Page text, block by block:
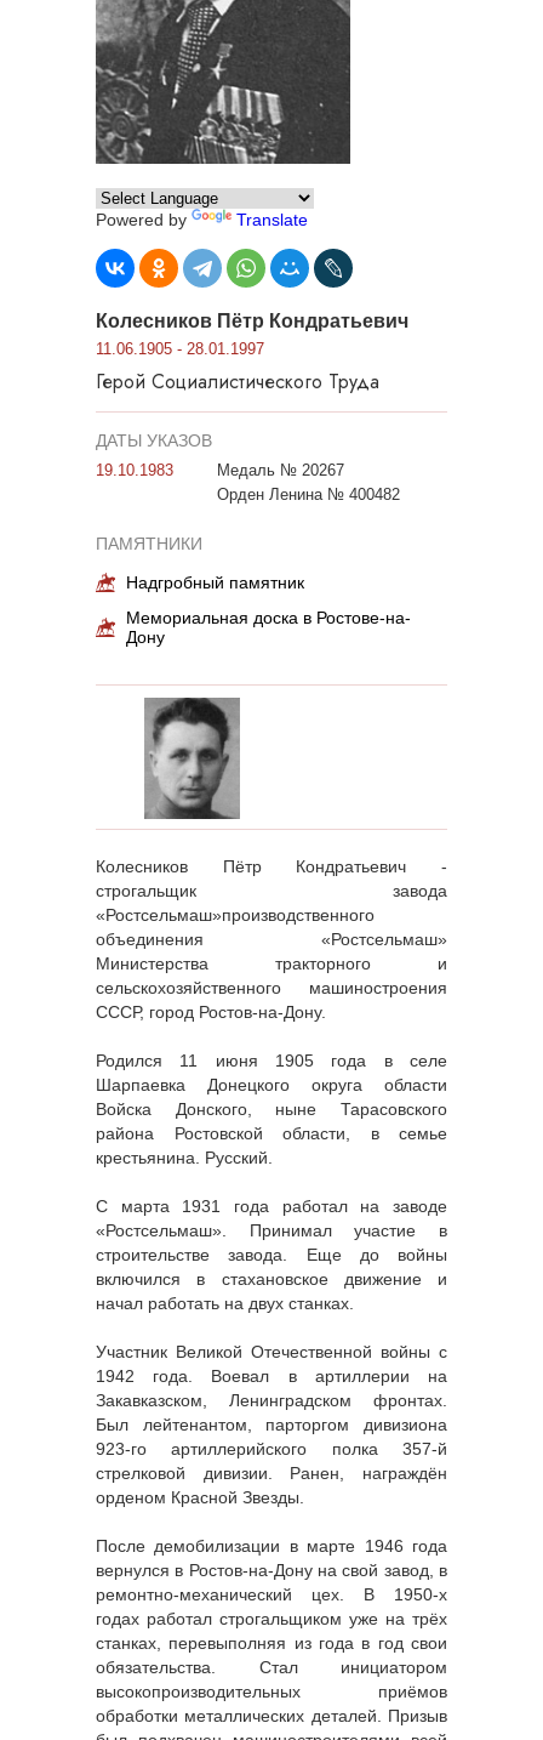
Powered by Translate
Колесников Пётр Кондратьевич
11.06.1905 - 28.01.1997
Герой Социалистического Труда
ДАТЫ УКАЗОВ
19.10.1983
Медаль № 20267
Орден Ленина № 400482
ПАМЯТНИКИ
Надгробный памятник
Мемориальная доска в Ростове-на-
Дону
Колесников Пётр Кондратьевич -
строгальщик завода
«Ростсельмаш»производственного
объединения «Ростсельмаш»
Министерства тракторного и
сельскохозяйственного машиностроения
СССР, город Ростов-на-Дону.
Родился 11 июня 1905 года в селе
Шарпаевка Донецкого округа области
Войска Донского, ныне Тарасовского
района Ростовской области, в семье
крестьянина. Русский.
С марта 1931 года работал на заводе
«Ростсельмаш». Принимал участие в
строительстве завода. Еще до войны
включился в стахановское движение и
начал работать на двух станках.
Участник Великой Отечественной войны с
1942 года. Воевал в артиллерии на
Закавказском, Ленинградском фронтах.
Был лейтенантом, парторгом дивизиона
923-го артиллерийского полка 357-й
стрелковой дивизии. Ранен, награждён
орденом Красной Звезды.
После демобилизации в марте 1946 года
вернулся в Ростов-на-Дону на свой завод, в
ремонтно-механический цех. В 1950-х
годах работал строгальщиком уже на трёх
станках, перевыполняя из года в год свои
обязательства. Стал инициатором
высокопроизводительных приёмов
обработки металлических деталей. Призыв